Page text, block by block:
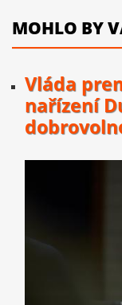
MOHLO BY
Vláda
nařízení